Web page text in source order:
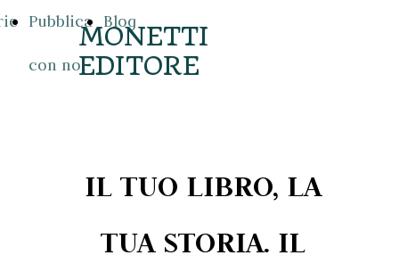
Pubblica
con noi
Blog
MONETTI
EDITORE
IL TUO LIBRO, LA
TUA STORIA. IL